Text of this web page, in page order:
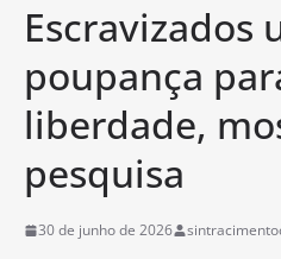
Escravizados
poupança
liberdade,
pesquisa
30 de junho de 2026